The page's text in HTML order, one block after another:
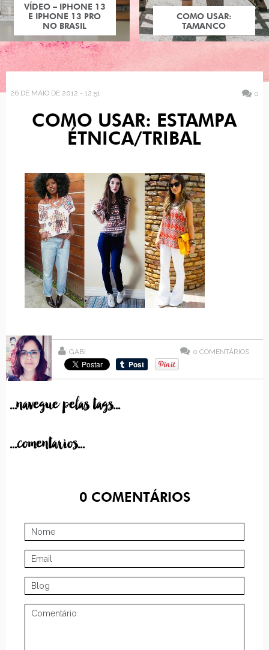
VÍDEO – IPHONE 13
E IPHONE 13 PRO
NO BRASIL
COMO USAR:
TAMANCO
26 DE MAIO DE 2012 - 12:51 0
COMO USAR: ESTAMPA
ÉTNICA/TRIBAL
GABI 0 COMENTÁRIOS
...navegue pelas tags...
...comentarios...
0COMENTÁRIOS